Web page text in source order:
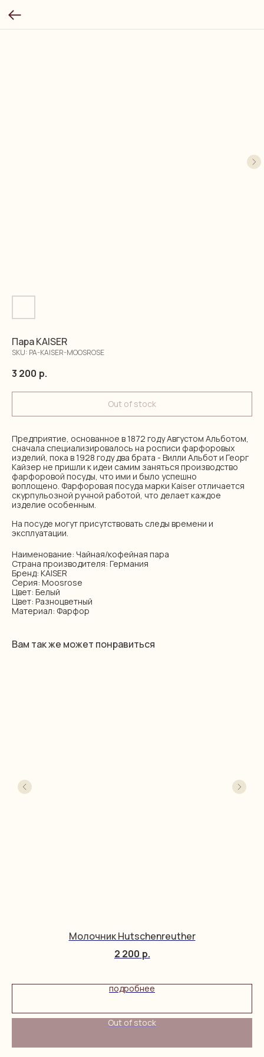
Пара KAISER
SKU: PA-KAISER-MOOSROSE
3 200 р.
Out of stock
Предприятие, основанное в 1872 году Августом Альботом,
сначала специализировалось на росписи фарфоровых
изделий, пока в 1928 году два брата - Вилли Альбот и Георг
Кайзер не пришли к идеи самим заняться производство
фарфоровой посуды, что ими и было успешно
воплощено. Фарфоровая посуда марки Kaiser отличается
скурпульозной ручной работой, что делает каждое
изделие особенным.
На посуде могут присутствовать следы времени и
эксплуатации.
Наименование: Чайная/кофейная пара
Страна производителя: Германия
Бренд: KAISER
Серия: Moosrose
Цвет: Белый
Цвет: Разноцветный
Материал: Фарфор
Вам так же может понравиться
Молочник Hutschenreuther
2 200 р.
подробнее
Out of stock